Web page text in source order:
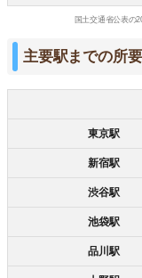
国土交通省公表の
主要駅までの所
東京駅
新宿駅
渋谷駅
池袋駅
品川駅